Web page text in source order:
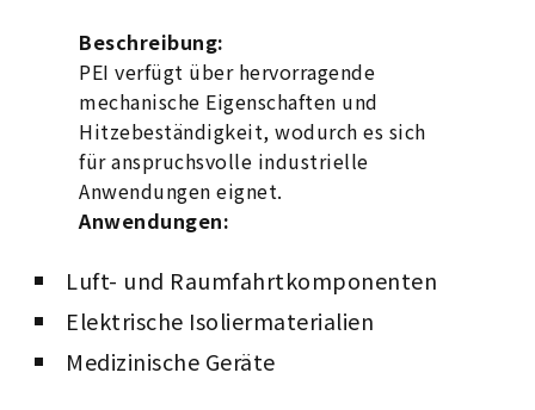
Beschreibung:
PEI verfügt über hervorragende
mechanische Eigenschaften und
Hitzebeständigkeit, wodurch es sich
für anspruchsvolle industrielle
Anwendungen eignet.
Anwendungen:
Luft- und Raumfahrtkomponenten
Elektrische Isoliermaterialien
Medizinische Geräte